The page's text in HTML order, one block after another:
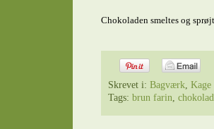
Chokoladen smeltes og
Skrevet i: Bagværk, Kage
Tags: brun farin,